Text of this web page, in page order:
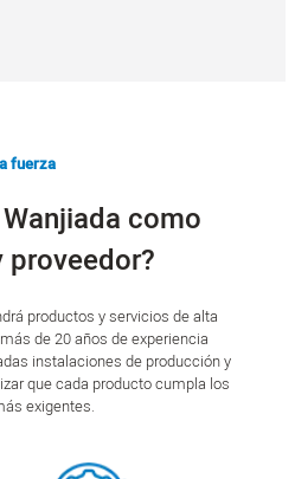
fuerza
como
productos y servicios de alta
de 20 años de experiencia
instalaciones de producción y
que cada producto cumpla los
exigentes.